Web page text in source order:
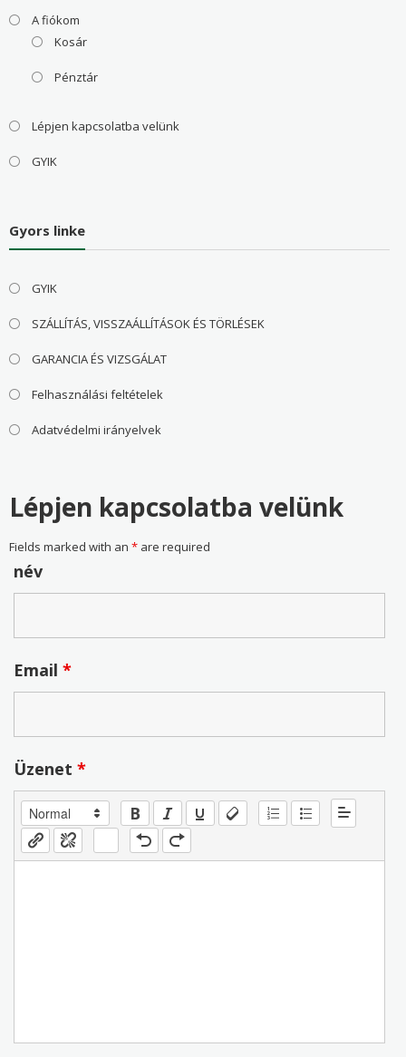
A fiókom
Kosár
Pénztár
Lépjen kapcsolatba velünk
GYIK
Gyors linke
GYIK
SZÁLLÍTÁS, VISSZAÁLLÍTÁSOK ÉS TÖRLÉSEK
GARANCIA ÉS VIZSGÁLAT
Felhasználási feltételek
Adatvédelmi irányelvek
Lépjen kapcsolatba velünk
Fields marked with an *are required
név
Email *
Üzenet *